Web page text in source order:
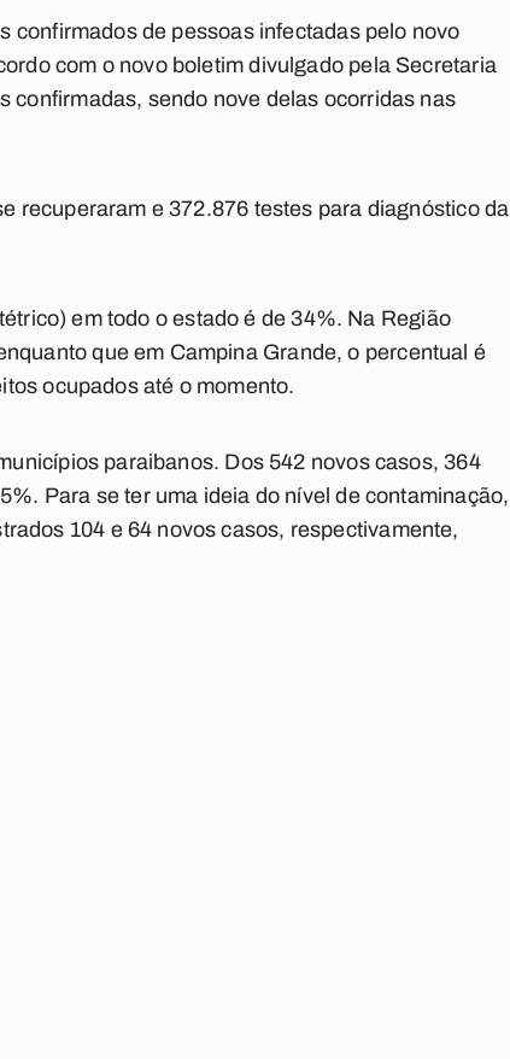
confirmados de pessoas infectadas pelo novo
com o novo boletim divulgado pela Secretaria
confirmadas, sendo nove delas ocorridas nas
recuperaram e 372.876 testes para diagnóstico da
em todo o estado é de 34%. Na Região
que em Campina Grande, o percentual é
ocupados até o momento.
paraibanos. Dos 542 novos casos, 364
Para se ter uma ideia do nível de contaminação,
104 e 64 novos casos, respectivamente,